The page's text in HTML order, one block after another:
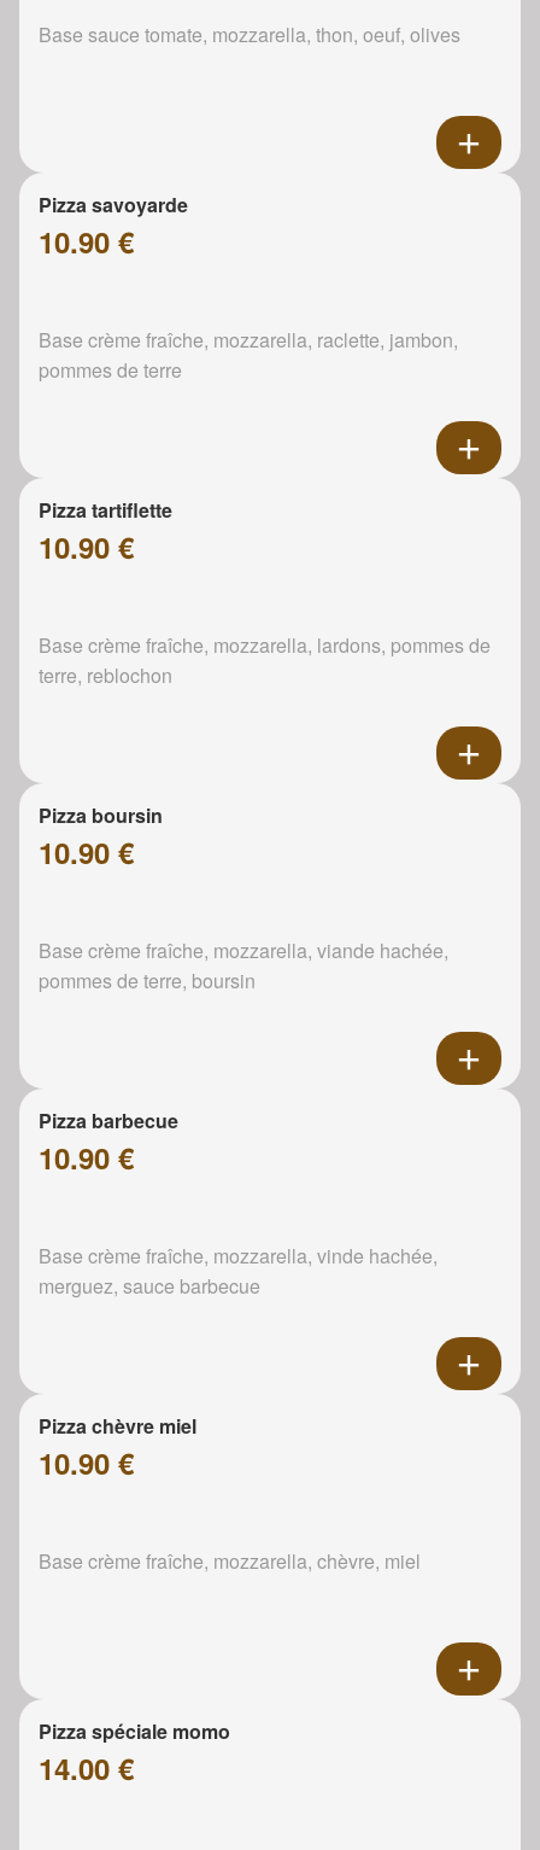
Base sauce tomate, mozzarella, thon, oeuf, olives
Pizza savoyarde
10.90 €
Base crème fraîche, mozzarella, raclette, jambon,
pommes de terre
Pizza tartiflette
10.90 €
Base crème fraîche, mozzarella, lardons, pommes de
terre, reblochon
Pizza boursin
10.90 €
Base crème fraîche, mozzarella, viande hachée,
pommes de terre, boursin
Pizza barbecue
10.90 €
Base crème fraîche, mozzarella, vinde hachée,
merguez, sauce barbecue
Pizza chèvre miel
10.90 €
Base crème fraîche, mozzarella, chèvre, miel
Pizza spéciale momo
14.00 €